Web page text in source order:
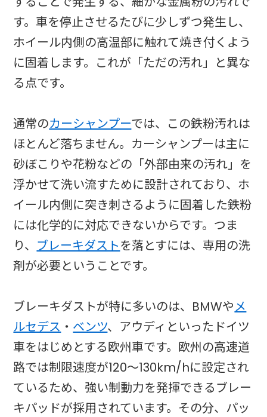
す。車を停止させるたびに少しずつ発生し、
ホイール内側の高温部に触れて焼き付くよう
に固着します。これが「ただの汚れ」と異な
る点です。
通常のカーシャンプーでは、この鉄粉汚れは
ほとんど落ちません。カーシャンプーは主に
砂ぼこりや花粉などの「外部由来の汚れ」を
浮かせて洗い流すために設計されており、ホ
イール内側に突き刺さるように固着した鉄粉
には化学的に対応できないからです。つま
り、 ブレーキダストを落とすには、専用の洗
剤が必要ということです。
ブレーキダストが特に多いのは、BMWやメ
ルセデス ・ ベンツ、アウディといったドイツ
車をはじめとする欧州車です。欧州の高速道
路では制限速度が120〜130km/hに設定され
ているため、強い制動力を発揮できるブレー
キパッドが採用されています。その分、パッ